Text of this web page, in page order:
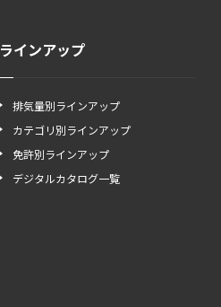
ラインアップ
排気量別ラインアップ
カテゴリ別ラインアップ
免許別ラインアップ
デジタルカタログ一覧